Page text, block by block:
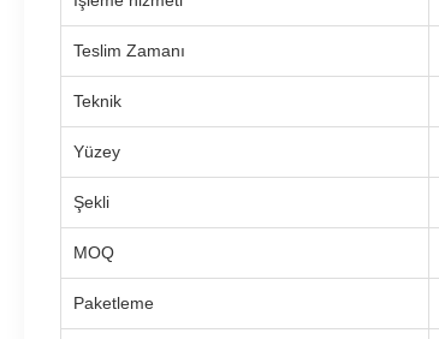
Teslim Zamanı
Teknik
Yüzey
Şekli
MOQ
Paketleme